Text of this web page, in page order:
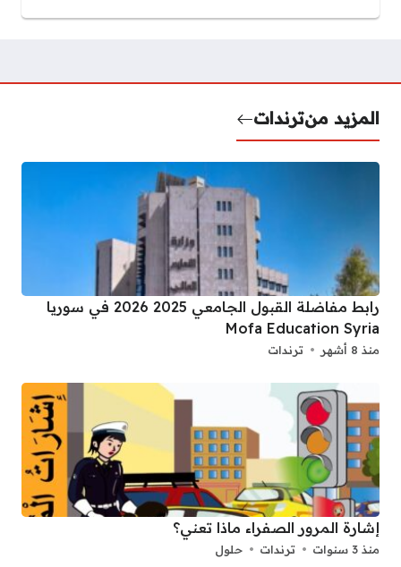
المزيد منترندات
رابط مفاضلة القبول الجامعي 2025 2026 في سوريا
Mofa Education Syria
منذ 8 أشهر ترندات
إشارة المرور الصفراء ماذا تعني؟
منذ 3 سنوات ترندات حلول